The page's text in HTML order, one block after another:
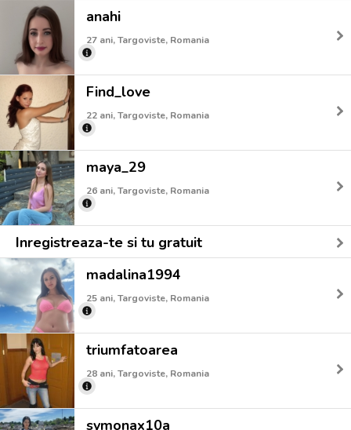
anahi
27 ani, Targoviste, Romania
Find_love
22 ani, Targoviste, Romania
maya_29
26 ani, Targoviste, Romania
Inregistreaza-te si tu gratuit
madalina1994
25 ani, Targoviste, Romania
triumfatoarea
28 ani, Targoviste, Romania
symonax10a